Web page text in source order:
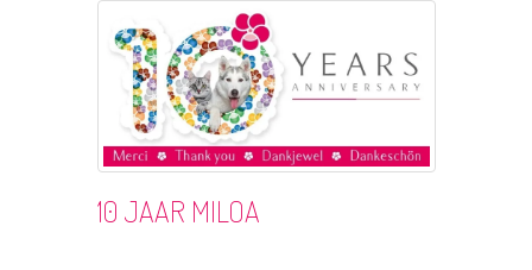
10 JAAR MILOA